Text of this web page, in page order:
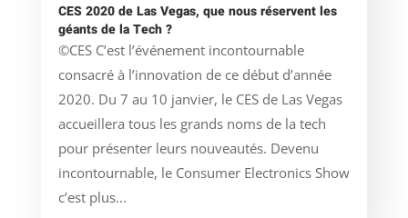
CES 2020 de Las Vegas, que nous réservent les
géants de la Tech ?
©CES C’est l’événement incontournable
consacré à l’innovation de ce début d’année
2020. Du 7 au 10 janvier, le CES de Las Vegas
accueillera tous les grands noms de la tech
pour présenter leurs nouveautés. Devenu
incontournable, le Consumer Electronics Show
c’est plus...